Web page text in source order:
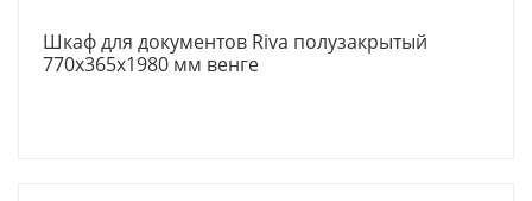
Шкаф для документов Riva полузакрытый
770х365х1980 мм венге